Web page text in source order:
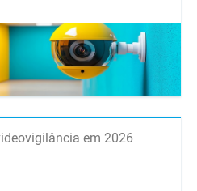
em 2026